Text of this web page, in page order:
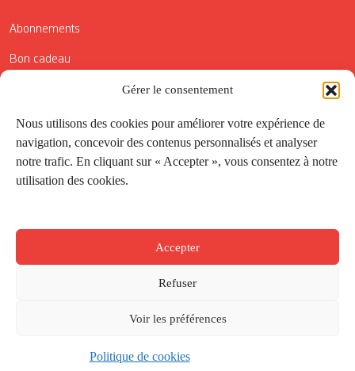
Gérer le consentement
Nous utilisons des cookies pour améliorer votre expérience de
navigation, concevoir des contenus personnalisés et analyser
notre trafic. En cliquant sur « Accepter », vous consentez à notre
utilisation des cookies.
Accepter
Refuser
Voir les préférences
Politique de cookies
Abonnements
Bon cadeau
Conditions générales de vente
Réductions de la Carte Côté Courrier
Application